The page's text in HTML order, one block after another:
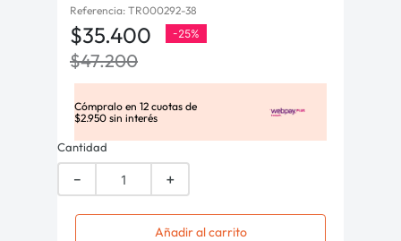
Referencia: TR000292-38
$35.400 -25%
$47.200
Cómpralo en 12 cuotas de
$2.950 sin interés
Cantidad
＋
－
Añadir al carrito